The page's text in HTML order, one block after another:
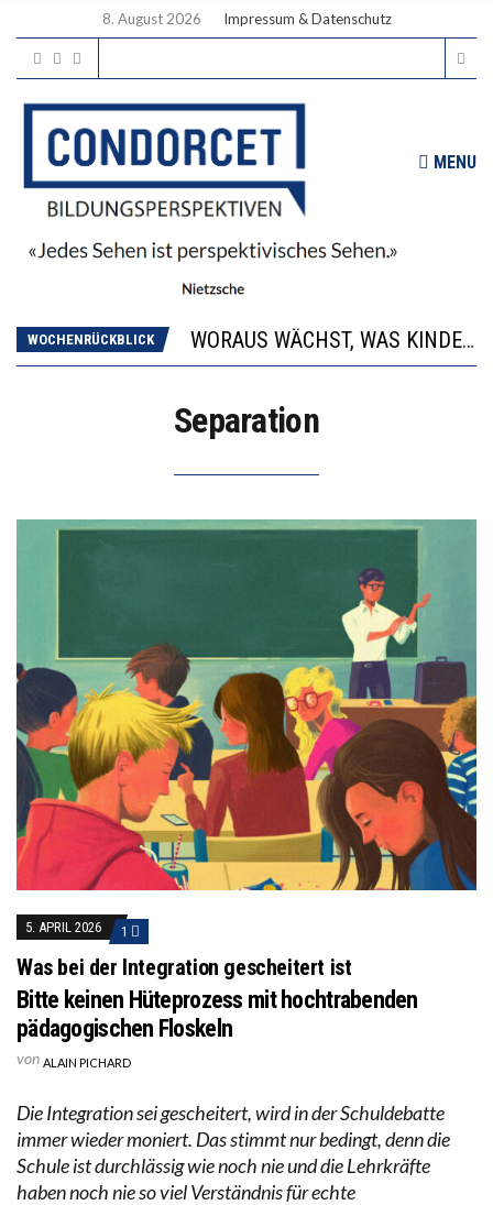
8. August 2026 Impressum & Datenschutz
MENU
WOCHENRÜCKBLICK
“WIR BEOBACHTEN EINEN REGELRECHTEN STURZFLUG BEI DEN LERNLEISTUNGEN”
Separation
5. APRIL 2026 1
Was bei der Integration gescheitert ist
Bitte keinen Hüteprozess mit hochtrabenden
pädagogischen Floskeln
von ALAIN PICHARD
Die Integration sei gescheitert, wird in der Schuldebatte
immer wieder moniert. Das stimmt nur bedingt, denn die
Schule ist durchlässig wie noch nie und die Lehrkräfte
haben noch nie so viel Verständnis für echte